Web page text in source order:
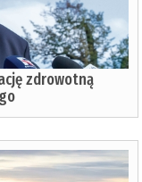
zdrowotną